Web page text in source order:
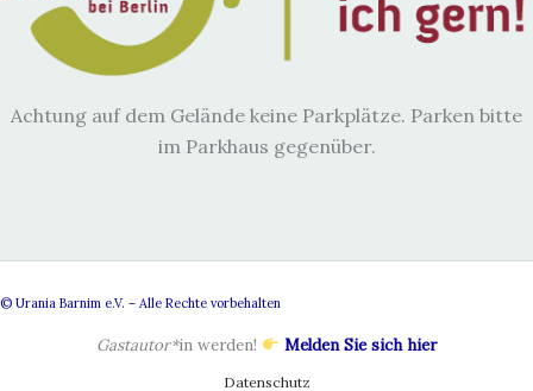
Achtung auf dem Gelände keine Parkplätze. Parken bitte
im Parkhaus gegenüber.
© Urania Barnim e.V. – Alle Rechte vorbehalten
Gastautor*in werden! Melden Sie sich hier
Datenschutz